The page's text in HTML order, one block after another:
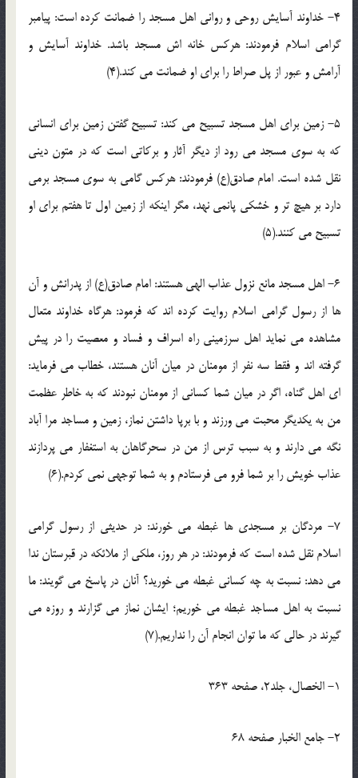
4- خداوند آسایش روحی و روانی اهل مسجد را ضمانت کرده است: پیامبر
گرامی اسلام فرمودند: هرکس خانه اش مسجد باشد. خداوند آسایش و
آرامش و عبور از پل صراط را برای او ضمانت می کند.(4)
5- زمین برای اهل مسجد تسبیح می کند: تسبیح گفتن زمین برای انسانی
که به سوی مسجد می رود از دیگر آثار و برکاتی است که در متون دینی
نقل شده است. امام صادق(ع) فرمودند: هرکس گامی به سوی مسجد برمی
دارد بر هیچ تر و خشکی پانمی نهد، مگر اینکه از زمین اول تا هفتم برای او
تسبیح می کنند.(5)
6- اهل مسجد مانع نزول عذاب الهی هستند: امام صادق(ع) از پدرانش و آن
ها از رسول گرامی اسلام روایت کرده اند که فرمود: هرگاه خداوند متعال
مشاهده می نماید اهل سرزمینی راه اسراف و فساد و معصیت را در پیش
گرفته اند و فقط سه نفر از مومنان در میان آنان هستند، خطاب می فرماید:
ای اهل گناه، اگر در میان شما کسانی از مومنان نبودند که به خاطر عظمت
من به یکدیگر محبت می ورزند و با برپا داشتن نماز، زمین و مساجد مرا آباد
نگه می دارند و به سبب ترس از من در سحرگاهان به استغفار می پردازند
عذاب خویش را بر شما فرو می فرستادم و به شما توجهی نمی کردم.(6)
7- مردگان بر مسجدی ها غبطه می خورند: در حدیثی از رسول گرامی
اسلام نقل شده است که فرمودند: در هر روز، ملکی از ملائکه در قبرستان ندا
می دهد: نسبت به چه کسانی غبطه می خورید؟ آنان در پاسخ می گویند: ما
نسبت به اهل مساجد غبطه می خوریم؛ ایشان نماز می گزارند و روزه می
گیرند در حالی که ما توان انجام آن را نداریم.(7)
1- الخصال، جلد2، صفحه 363
2- جامع الخبار صفحه 68